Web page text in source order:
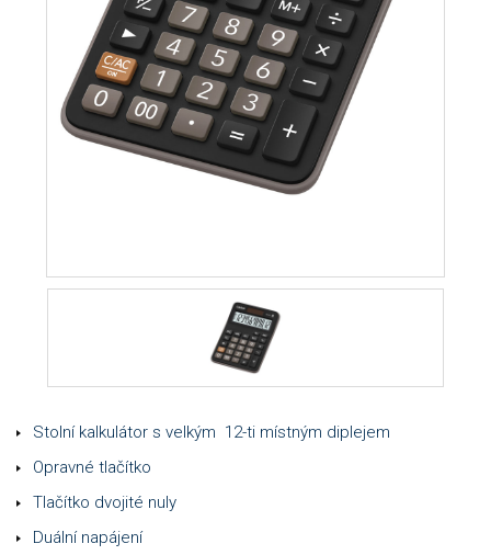
Stolní kalkulátor s velkým 12-ti místným diplejem
Opravné tlačítko
Tlačítko dvojité nuly
Duální napájení